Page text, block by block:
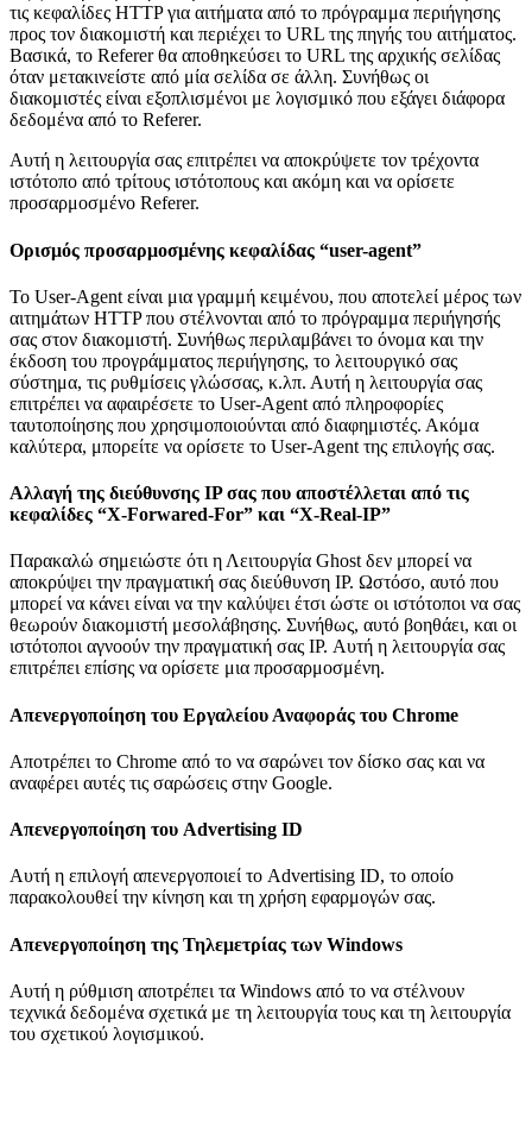
τις κεφαλίδες HTTP για αιτήματα από το πρόγραμμα περιήγησης
προς τον διακομιστή και περιέχει το URL της πηγής του αιτήματος.
Βασικά, το Referer θα αποθηκεύσει το URL της αρχικής σελίδας
όταν μετακινείστε από μία σελίδα σε άλλη. Συνήθως οι
διακομιστές είναι εξοπλισμένοι με λογισμικό που εξάγει διάφορα
δεδομένα από το Referer.
Αυτή η λειτουργία σας επιτρέπει να αποκρύψετε τον τρέχοντα
ιστότοπο από τρίτους ιστότοπους και ακόμη και να ορίσετε
προσαρμοσμένο Referer.
Ορισμός προσαρμοσμένης κεφαλίδας “user-agent”
Το User-Agent είναι μια γραμμή κειμένου, που αποτελεί μέρος των
αιτημάτων HTTP που στέλνονται από το πρόγραμμα περιήγησής
σας στον διακομιστή. Συνήθως περιλαμβάνει το όνομα και την
έκδοση του προγράμματος περιήγησης, το λειτουργικό σας
σύστημα, τις ρυθμίσεις γλώσσας, κ.λπ. Αυτή η λειτουργία σας
επιτρέπει να αφαιρέσετε το User-Agent από πληροφορίες
ταυτοποίησης που χρησιμοποιούνται από διαφημιστές. Ακόμα
καλύτερα, μπορείτε να ορίσετε το User-Agent της επιλογής σας.
Αλλαγή της διεύθυνσης IP σας που αποστέλλεται από τις
κεφαλίδες “X-Forwared-For” και “X-Real-IP”
Παρακαλώ σημειώστε ότι η Λειτουργία Ghost δεν μπορεί να
αποκρύψει την πραγματική σας διεύθυνση IP. Ωστόσο, αυτό που
μπορεί να κάνει είναι να την καλύψει έτσι ώστε οι ιστότοποι να σας
θεωρούν διακομιστή μεσολάβησης. Συνήθως, αυτό βοηθάει, και οι
ιστότοποι αγνοούν την πραγματική σας IP. Αυτή η λειτουργία σας
επιτρέπει επίσης να ορίσετε μια προσαρμοσμένη.
Απενεργοποίηση του Εργαλείου Αναφοράς του Chrome
Αποτρέπει το Chrome από το να σαρώνει τον δίσκο σας και να
αναφέρει αυτές τις σαρώσεις στην Google.
Απενεργοποίηση του Advertising ID
Αυτή η επιλογή απενεργοποιεί το Advertising ID, το οποίο
παρακολουθεί την κίνηση και τη χρήση εφαρμογών σας.
Απενεργοποίηση της Τηλεμετρίας των Windows
Αυτή η ρύθμιση αποτρέπει τα Windows από το να στέλνουν
τεχνικά δεδομένα σχετικά με τη λειτουργία τους και τη λειτουργία
του σχετικού λογισμικού.